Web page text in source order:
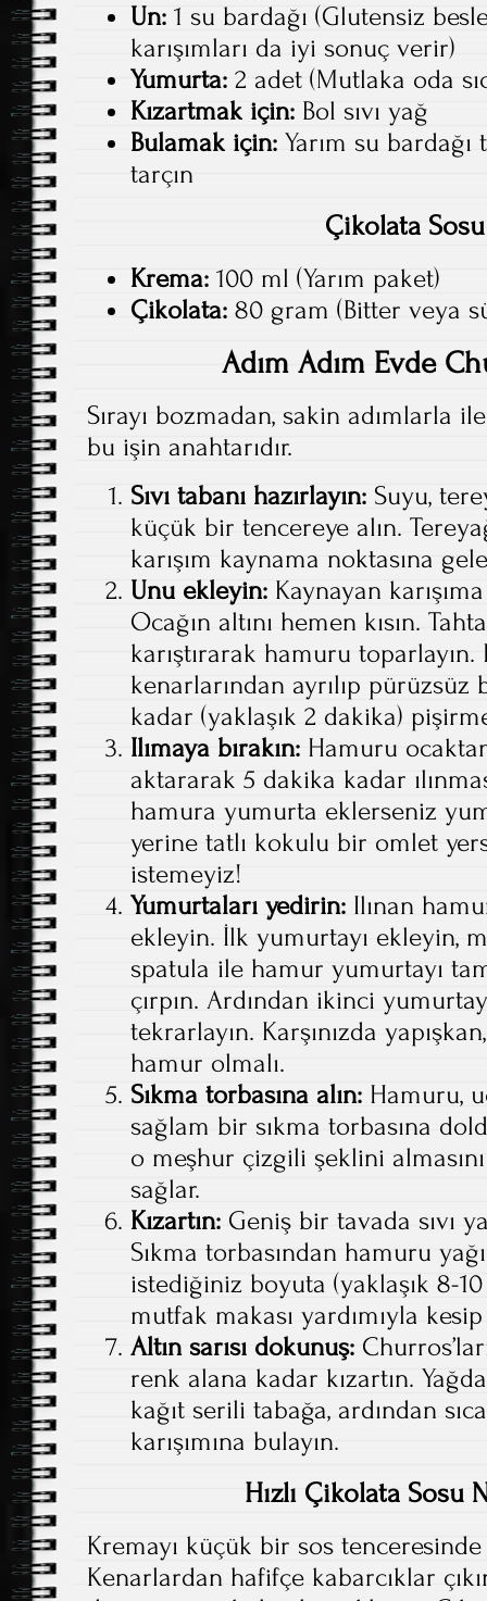
Un: 1 su bardağı (Glutensiz
karışımları da iyi sonuç verir)
Yumurta: 2 adet (Mutlaka oda
Kızartmak için: Bol sıvı yağ
Bulamak için: Yarım su bardağı
tarçın
Çikolata
Krema: 100 ml (Yarım paket)
Çikolata: 80 gram (Bitter veya
Adım Adım Evde
Sırayı bozmadan, sakin adımlarla
bu işin anahtarıdır.
Sıvı tabanı hazırlayın: Suyu,
küçük bir tencereye alın.
karışım kaynama noktasına
Unu ekleyin: Kaynayan
Ocağın altını hemen kısın.
karıştırarak hamuru
kenarlarından ayrılıp
kadar (yaklaşık 2 dakika)
Ilımaya bırakın: Hamuru
aktararak 5 dakika kadar
hamura yumurta eklerseniz
yerine tatlı kokulu bir omlet
istemeyiz!
Yumurtaları yedirin: Ilınan
ekleyin. İlk yumurtayı ekleyin,
spatula ile hamur yumurtayı
çırpın. Ardından ikinci
tekrarlayın. Karşınızda
hamur olmalı.
Sıkma torbasına alın: Hamuru,
sağlam bir sıkma torbasına
o meşhur çizgili şeklini
sağlar.
Kızartın: Geniş bir tavada sıvı
Sıkma torbasından hamuru
istediğiniz boyuta (yaklaşık 8-
mutfak makası yardımıyla
Altın sarısı dokunuş:
renk alana kadar kızartın.
kağıt serili tabağa, ardından
karışımına bulayın.
Hızlı Çikolata Sosu
Kremayı küçük bir sos tenceresinde
Kenarlardan hafifçe kabarcıklar